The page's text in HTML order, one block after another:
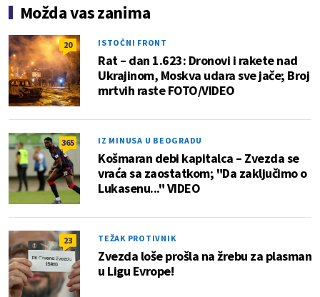
Možda vas zanima
20 ISTOČNI FRONT
Rat – dan 1.623: Dronovi i rakete nad
Ukrajinom, Moskva udara sve jače; Broj
mrtvih raste FOTO/VIDEO
365 IZ MINUSA U BEOGRADU
Košmaran debi kapitalca – Zvezda se
vraća sa zaostatkom; "Da zaključimo o
Lukasenu..." VIDEO
23 TEŽAK PROTIVNIK
Zvezda loše prošla na žrebu za plasman
u Ligu Evrope!